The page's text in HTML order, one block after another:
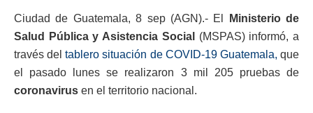
Ciudad de Guatemala, 8 sep (AGN).- El
Ministerio de
Salud Pública y Asistencia Social
(MSPAS) informó, a
través deltablero situación de COVID-19 Guatemala, que
el pasado lunes se realizaron 3 mil 205 pruebas de
coronavirus en el territorio nacional.